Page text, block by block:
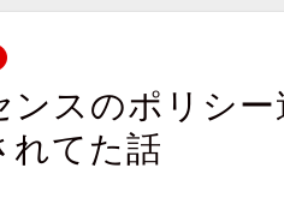
ンスのポリシ
れてた話